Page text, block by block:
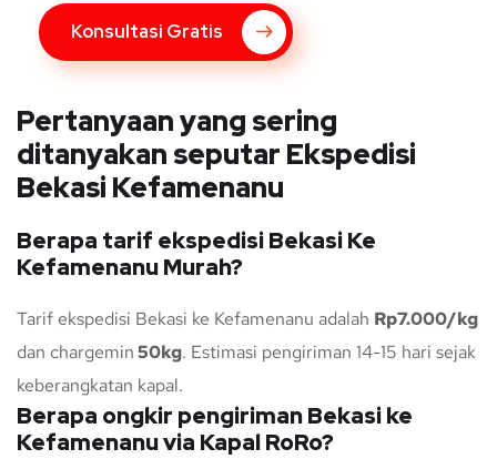
Konsultasi Gratis
Pertanyaan yang sering
ditanyakan seputar Ekspedisi
Bekasi Kefamenanu
Berapa tarif ekspedisi Bekasi Ke
Kefamenanu Murah?
Tarif ekspedisi Bekasi ke Kefamenanu adalah Rp7.000/kg
dan chargemin50kg. Estimasi pengiriman 14-15 hari sejak
keberangkatan kapal.
Berapa ongkir pengiriman Bekasi ke
Kefamenanu via Kapal RoRo?